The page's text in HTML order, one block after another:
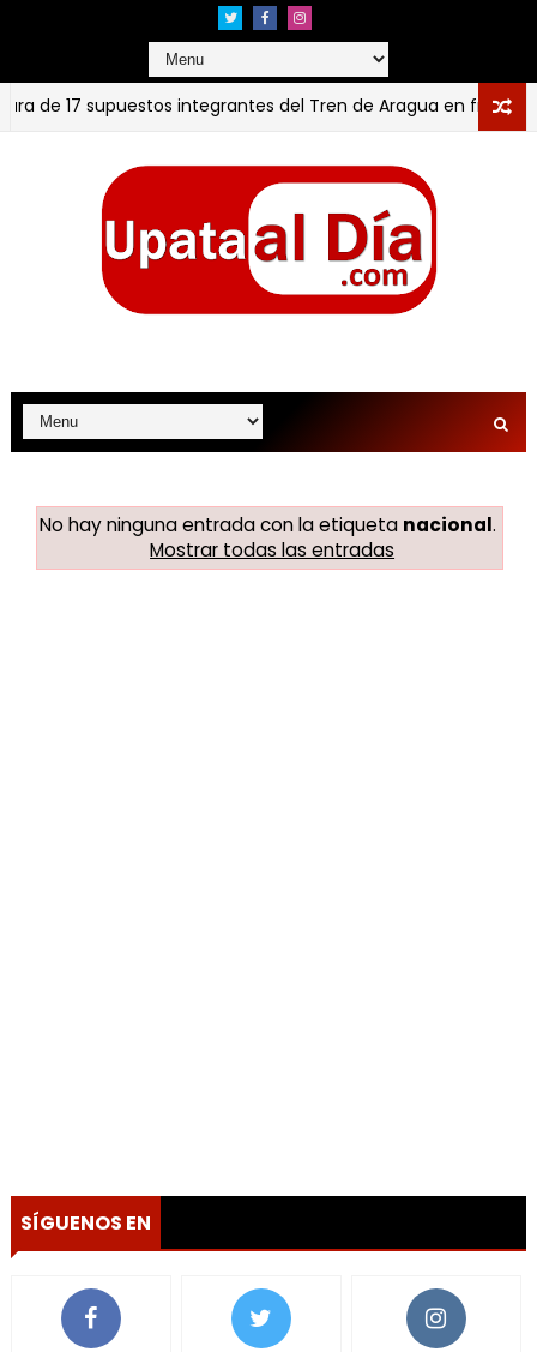
de 17 supuestos integrantes del Tren de Aragua en frontera
No hay ninguna entrada con la etiqueta nacional.
Mostrar todas las entradas
SÍGUENOS EN